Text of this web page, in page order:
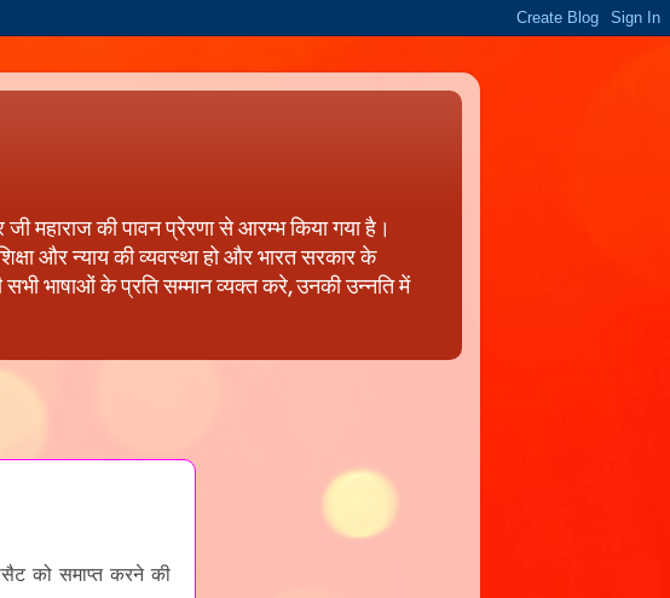
महाराज की पावन प्रेरणा से आरम्भ किया गया है।
और न्याय की व्यवस्था हो और भारत सरकार के
सभी भाषाओं के प्रति सम्मान व्यक्त करे, उनकी उन्नति में
को समाप्त करने की